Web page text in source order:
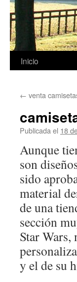
Saltar
contenido
Inicio
← venta
Publicada el 18
Aunque
son
sido
material
de una
sección
Star Wars,
y el de su